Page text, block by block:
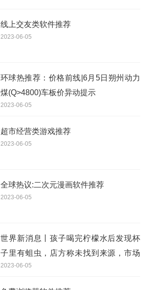
线上交友类软件推荐
2023-06-05
环球热推荐：价格前线|6月5日朔州动力
煤(Q>4800)车板价异动提示
2023-06-05
超市经营类游戏推荐
2023-06-05
全球热议:二次元漫画软件推荐
2023-06-05
世界新消息丨孩子喝完柠檬水后发现杯
子里有蛆虫，店方称未找到来源，市场
监管介入调查
2023-06-05